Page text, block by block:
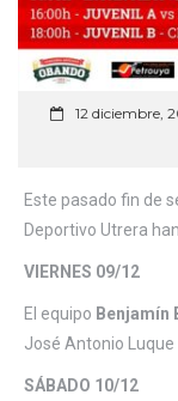
12 diciembre,
Este pasado fin de
Deportivo Utrera
VIERNES 09/12
El equipo Benjamín
José Antonio Luque
SÁBADO 10/12